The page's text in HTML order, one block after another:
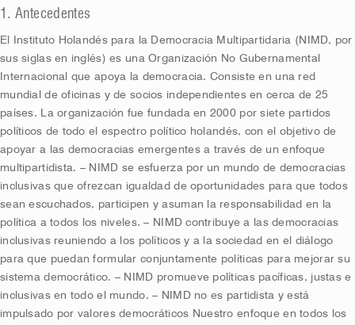
1. Antecedentes
El Instituto Holandés para la Democracia Multipartidaria (NIMD, por
sus siglas en inglés) es una Organización No Gubernamental
Internacional que apoya la democracia. Consiste en una red
mundial de oficinas y de socios independientes en cerca de 25
países. La organización fue fundada en 2000 por siete partidos
políticos de todo el espectro político holandés, con el objetivo de
apoyar a las democracias emergentes a través de un enfoque
multipartidista. – NIMD se esfuerza por un mundo de democracias
inclusivas que ofrezcan igualdad de oportunidades para que todos
sean escuchados, participen y asuman la responsabilidad en la
política a todos los niveles. – NIMD contribuye a las democracias
inclusivas reuniendo a los políticos y a la sociedad en el diálogo
para que puedan formular conjuntamente políticas para mejorar su
sistema democrático. – NIMD promueve políticas pacíficas, justas e
inclusivas en todo el mundo. – NIMD no es partidista y está
impulsado por valores democráticos Nuestro enfoque en todos los